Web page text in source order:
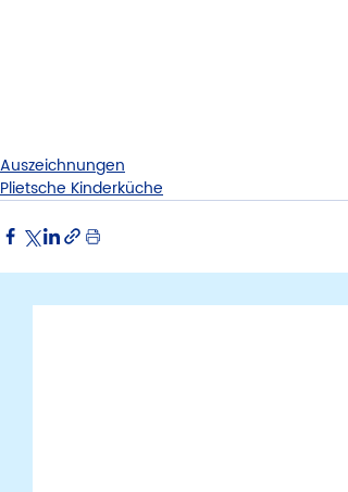
Auszeichnungen
Plietsche Kinderküche